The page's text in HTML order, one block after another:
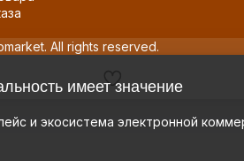
All rights reserved.
имеет значение
и экосистема электронной